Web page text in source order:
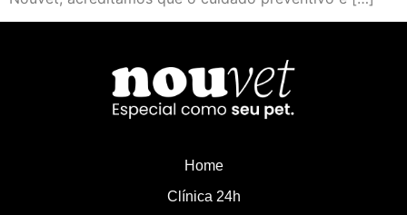
Home
Clínica 24h